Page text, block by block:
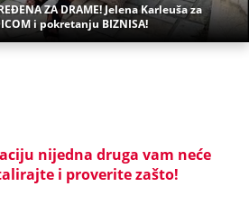
ZA DRAME! Jelena Karleuša za
i pokretanju BIZNISA!
nijedna druga vam neće
i proverite zašto!